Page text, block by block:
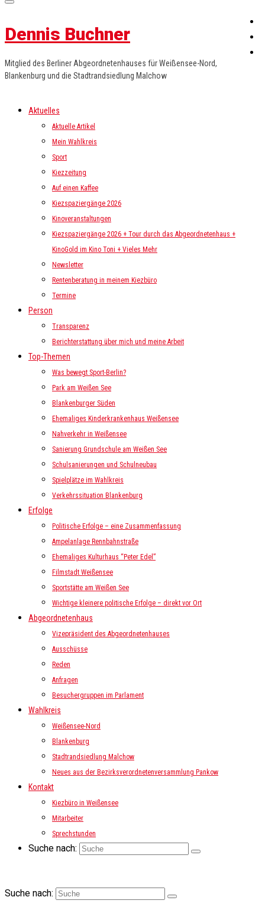
Dennis Buchner
Mitglied des Berliner Abgeordnetenhauses für Weißensee-Nord,
Blankenburg und die Stadtrandsiedlung Malchow
Aktuelles
Aktuelle Artikel
Mein Wahlkreis
Sport
Kiezzeitung
Auf einen Kaffee
Kiezspaziergänge 2026
Kinoveranstaltungen
Kiezspaziergänge 2026 + Tour durch das Abgeordnetenhaus +
KinoGold im Kino Toni + Vieles Mehr
Newsletter
Rentenberatung in meinem Kiezbüro
Termine
Person
Transparenz
Berichterstattung über mich und meine Arbeit
Top-Themen
Was bewegt Sport-Berlin?
Park am Weißen See
Blankenburger Süden
Ehemaliges Kinderkrankenhaus Weißensee
Nahverkehr in Weißensee
Sanierung Grundschule am Weißen See
Schulsanierungen und Schulneubau
Spielplätze im Wahlkreis
Verkehrssituation Blankenburg
Erfolge
Politische Erfolge – eine Zusammenfassung
Ampelanlage Rennbahnstraße
Ehemaliges Kulturhaus “Peter Edel”
Filmstadt Weißensee
Sportstätte am Weißen See
Wichtige kleinere politische Erfolge – direkt vor Ort
Abgeordnetenhaus
Vizepräsident des Abgeordnetenhauses
Ausschüsse
Reden
Anfragen
Besuchergruppen im Parlament
Wahlkreis
Weißensee-Nord
Blankenburg
Stadtrandsiedlung Malchow
Neues aus der Bezirksverordnetenversammlung Pankow
Kontakt
Kiezbüro in Weißensee
Mitarbeiter
Sprechstunden
Suche nach:
Suche nach: